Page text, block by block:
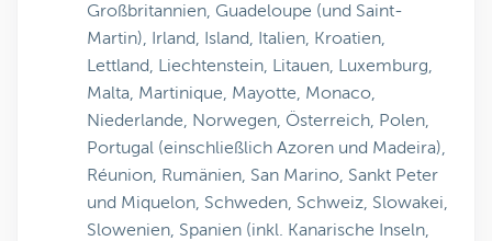
Großbritannien, Guadeloupe (und Saint-
Martin), Irland, Island, Italien, Kroatien,
Lettland, Liechtenstein, Litauen, Luxemburg,
Malta, Martinique, Mayotte, Monaco,
Niederlande, Norwegen, Österreich, Polen,
Portugal (einschließlich Azoren und Madeira),
Réunion, Rumänien, San Marino, Sankt Peter
und Miquelon, Schweden, Schweiz, Slowakei,
Slowenien, Spanien (inkl. Kanarische Inseln,